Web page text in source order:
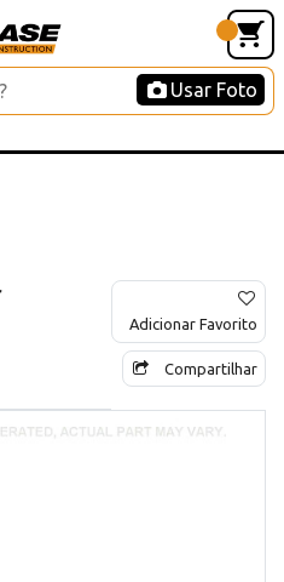
Usar Foto
Adicionar Favorito
Compartilhar